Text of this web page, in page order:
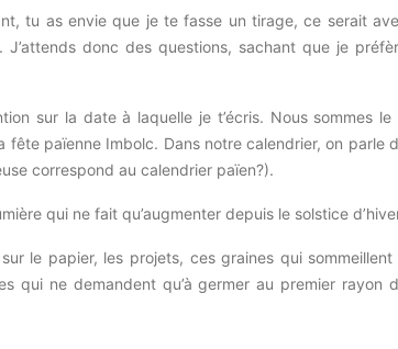
tu as envie que je te fasse un tirage, ce serait
J’attends donc des questions, sachant que je
sur la date à laquelle je t’écris. Nous sommes le
fête païenne Imbolc. Dans notre calendrier, on parle
correspond au calendrier païen?).
qui ne fait qu’augmenter depuis le solstice
le papier, les projets, ces graines qui sommeillent
qui ne demandent qu’à germer au premier rayon